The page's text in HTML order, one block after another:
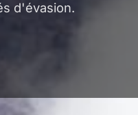
d'évasion.